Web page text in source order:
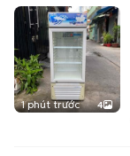
1 phút trước 4